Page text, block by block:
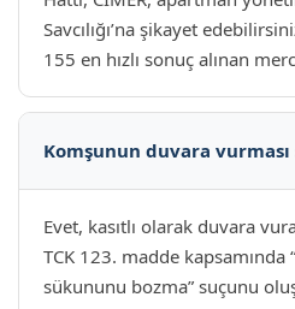
Savcılığı’na şikayet
155 en hızlı sonuç alınan
Komşunun duvara vurması
Evet, kasıtlı olarak duvara
TCK 123. madde
sükununu bozma” suçunu